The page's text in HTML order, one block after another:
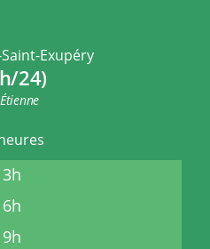
Exupéry
24)
3h
6h
9h